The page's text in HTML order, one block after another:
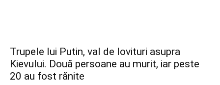
Trupele lui Putin, val de lovituri asupra
Kievului. Două persoane au murit, iar peste
20 au fost rănite